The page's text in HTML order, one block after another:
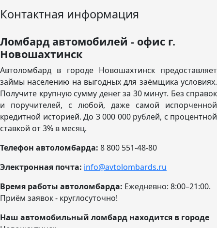
Контактная информация
Ломбард автомобилей - офис г.
Новошахтинск
Автоломбард в городе Новошахтинск предоставляет
займы населению на выгодных для заёмщика условиях.
Получите крупную сумму денег за 30 минут. Без справок
и поручителей, с любой, даже самой испорченной
кредитной историей. До 3 000 000 рублей, с процентной
ставкой от 3% в месяц.
Телефон автоломбарда: 8 800 551-48-80
Электронная почта: info@avtolombards.ru
Время работы автоломбарда: Ежедневно: 8:00–21:00.
Приём заявок - круглосуточно!
Наш автомобильный ломбард находится в городе